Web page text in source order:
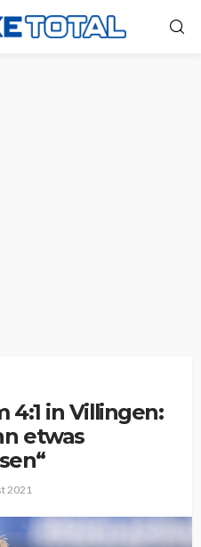
4:1 in Villingen:
etwas
2021